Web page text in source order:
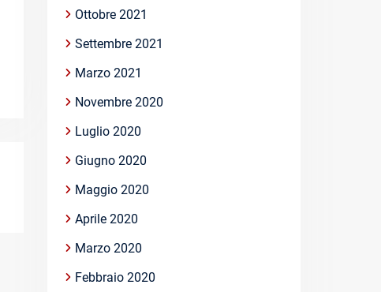
Ottobre 2021
Settembre 2021
Marzo 2021
Novembre 2020
Luglio 2020
Giugno 2020
Maggio 2020
Aprile 2020
Marzo 2020
Febbraio 2020